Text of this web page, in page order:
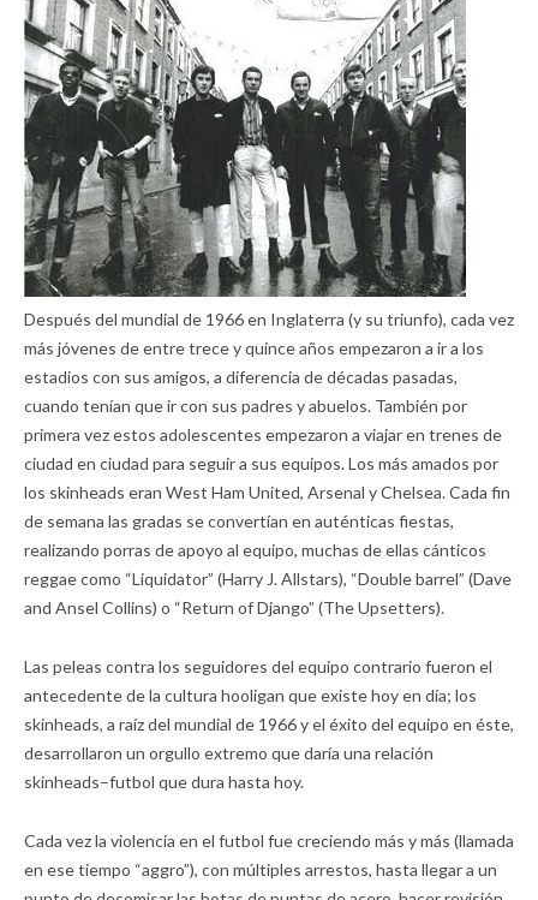
Después del mundial de 1966 en Inglaterra (y su triunfo), cada vez
más jóvenes de entre trece y quince años empezaron a ir a los
estadios con sus amigos, a diferencia de décadas pasadas,
cuando tenían que ir con sus padres y abuelos. También por
primera vez estos adolescentes empezaron a viajar en trenes de
ciudad en ciudad para seguir a sus equipos. Los más amados por
los skinheads eran West Ham United, Arsenal y Chelsea. Cada fin
de semana las gradas se convertían en auténticas fiestas,
realizando porras de apoyo al equipo, muchas de ellas cánticos
reggae como “Liquidator” (Harry J. Allstars), “Double barrel” (Dave
and Ansel Collins) o “Return of Django” (The Upsetters).
Las peleas contra los seguidores del equipo contrario fueron el
antecedente de la cultura hooligan que existe hoy en día; los
skinheads, a raíz del mundial de 1966 y el éxito del equipo en éste,
desarrollaron un orgullo extremo que daría una relación
skinheads–futbol que dura hasta hoy.
Cada vez la violencia en el futbol fue creciendo más y más (llamada
en ese tiempo “aggro”), con múltiples arrestos, hasta llegar a un